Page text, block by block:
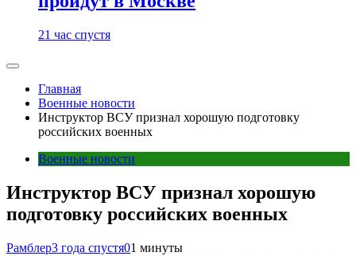
21 час спустя
Главная
Военные новости
Инструктор ВСУ признал хорошую подготовку
российских военных
Военные новости
Инструктор ВСУ признал хорошую
подготовку российских военных
Рамблер3 года спустя01 минуты